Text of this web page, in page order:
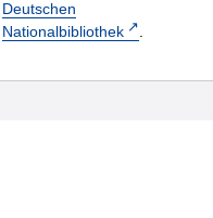
Deutschen
Nationalbibliothek
.